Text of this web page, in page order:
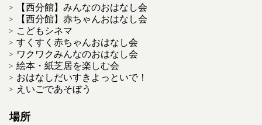
【西分館】みんなのおはなし会
【西分館】赤ちゃんおはなし会
こどもシネマ
すくすく赤ちゃんおはなし会
ワクワクみんなのおはなし会
絵本・紙芝居を楽しむ会
おはなしだいすきよっといで！
えいごであそぼう
場所